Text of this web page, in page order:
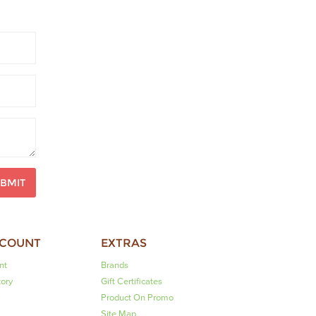
EXTRAS
Brands
Gift Certificates
Product On Promo